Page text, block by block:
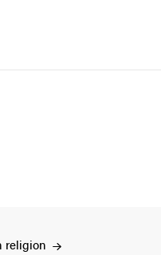
religion